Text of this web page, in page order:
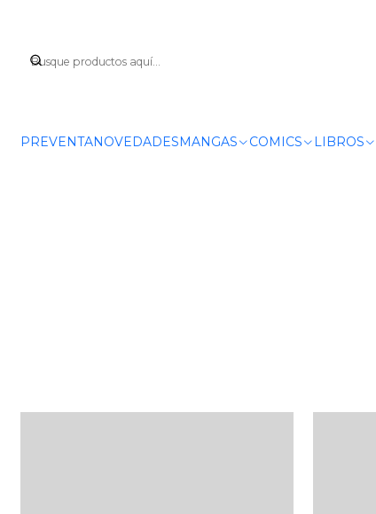
PREVENTANOVEDADESMANGAS COMICS LIBROS